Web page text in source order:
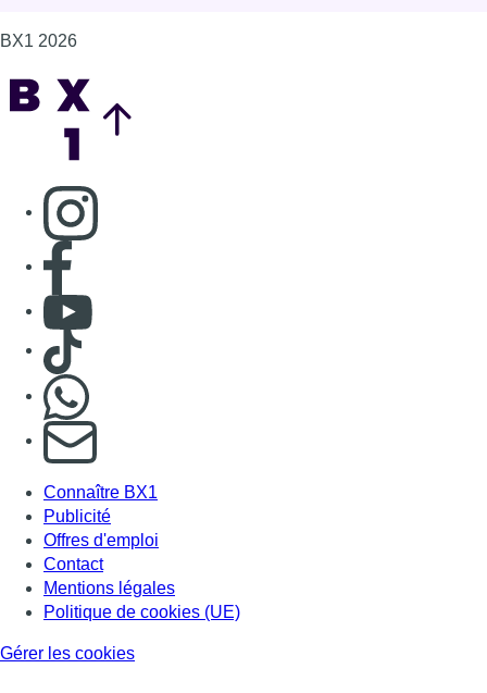
BX1 2026
Consulter page Instagram
Consulter page Facebook
Consulter Youtube
Consulter TikTok
S'abonner à notre newsletter
Connaître BX1
Publicité
Offres d'emploi
Contact
Mentions légales
Politique de cookies (UE)
Gérer les cookies